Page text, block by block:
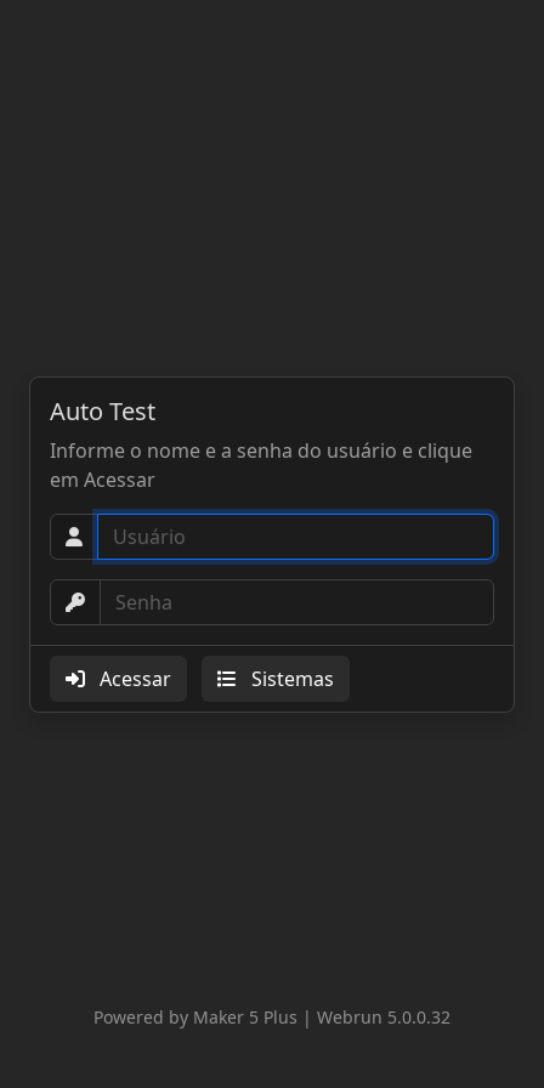
Auto Test
Informe o nome e a senha do usuário e clique
em Acessar
Acessar Sistemas
Powered by Maker 5 Plus | Webrun 5.0.0.32